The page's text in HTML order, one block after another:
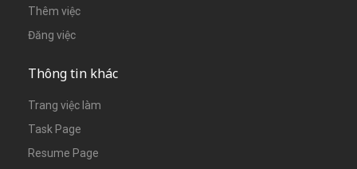
Thêm việc
Đăng việc
Thông tin khác
Trang việc làm
Task Page
Resume Page